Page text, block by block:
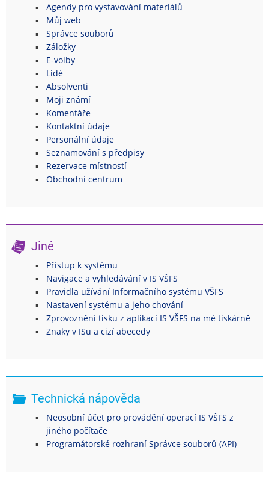
Agendy pro vystavování materiálů
Můj web
Správce souborů
Záložky
E-volby
Lidé
Absolventi
Moji známí
Komentáře
Kontaktní údaje
Personální údaje
Seznamování s předpisy
Rezervace místností
Obchodní centrum
Jiné
Přístup k systému
Navigace a vyhledávání v IS VŠFS
Pravidla užívání Informačního systému VŠFS
Nastavení systému a jeho chování
Zprovoznění tisku z aplikací IS VŠFS na mé tiskárně
Znaky v ISu a cizí abecedy
Technická nápověda
Neosobní účet pro provádění operací IS VŠFS z
jiného počítače
Programátorské rozhraní Správce souborů (API)